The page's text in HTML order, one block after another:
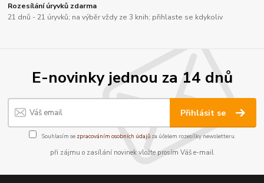
Rozesílání úryvků zdarma
21 dnů - 21 úryvků; na výběr vždy ze 3 knih; přihlaste se kdykoliv
E-novinky jednou za 14 dnů
Přihlásit se
Souhlasím se zpracováním osobních údajůza účelem rozesílky newsletteru.
při zájmu o zasílání novinek vložte prosím Váš e-mail